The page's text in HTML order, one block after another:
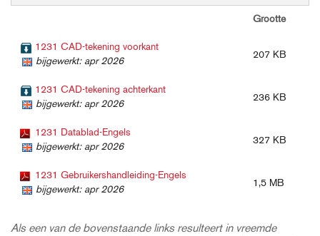
Grootte
1231 CAD-tekening voorkant
bijgewerkt: apr 2026
207 KB
1231 CAD-tekening achterkant
bijgewerkt: apr 2026
236 KB
1231 Datablad-Engels
bijgewerkt: apr 2026
327 KB
1231 Gebruikershandleiding-Engels
bijgewerkt: apr 2026
1,5 MB
Als een van de bovenstaande links resulteert in vreemde